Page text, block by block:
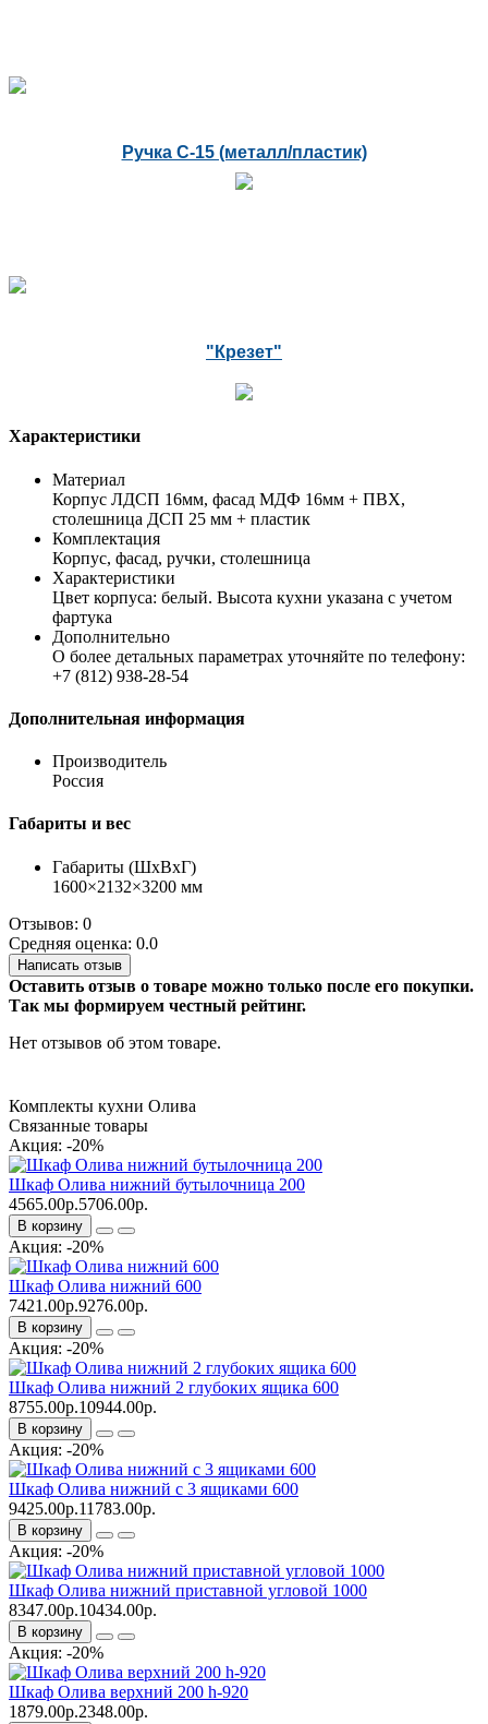
Ручка С-15 (металл/пластик)
"Крезет"
Характеристики
Материал
Корпус ЛДСП 16мм, фасад МДФ 16мм + ПВХ,
столешница ДСП 25 мм + пластик
Комплектация
Корпус, фасад, ручки, столешница
Характеристики
Цвет корпуса: белый. Высота кухни указана с учетом
фартука
Дополнительно
О более детальных параметрах уточняйте по телефону:
+7 (812) 938-28-54
Дополнительная информация
Производитель
Россия
Габариты и вес
Габариты (ШхВхГ)
1600×2132×3200 мм
Отзывов: 0
Средняя оценка: 0.0
Написать отзыв
Оставить отзыв о товаре можно только после его покупки.
Так мы формируем честный рейтинг.
Нет отзывов об этом товаре.
Комплекты кухни Олива
Связанные товары
Акция: -20%
Шкаф Олива нижний бутылочница 200
4565.00р.5706.00р.
В корзину
Акция: -20%
Шкаф Олива нижний 600
7421.00р.9276.00р.
В корзину
Акция: -20%
Шкаф Олива нижний 2 глубоких ящика 600
8755.00р.10944.00р.
В корзину
Акция: -20%
Шкаф Олива нижний с 3 ящиками 600
9425.00р.11783.00р.
В корзину
Акция: -20%
Шкаф Олива нижний приставной угловой 1000
8347.00р.10434.00р.
В корзину
Акция: -20%
Шкаф Олива верхний 200 h-920
1879.00р.2348.00р.